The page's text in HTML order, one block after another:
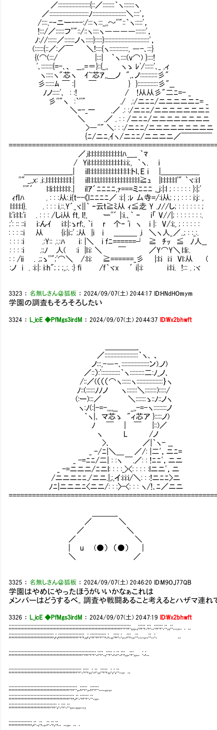
／::::::::::::::::::::::{::／::::::::｀ヽ:::::::ヽ
／:::::::::::::::::::::::::::ﾉ:::::::::::::::::::::::＼::::'，
/::::,-‐ニー---:/:::ヽ:::_,,～''"::｀ヽ:::::'，
!:::/／::::::フ''"::/::ヽ::::ヽ――――:::::::'， 海を護
ﾉ://::::::／:::::::ノヽ:::::}:::::}:::::::::::::::::::::::::::::::'，
(::::::{::／:／￣ ＼!::::{ヽ:::::::::::::, ―-､:::}
{(⌒(:::/ |:::| ｀ヽ::::(v⌒) }::::!
'､::::::::{=-､、 __,,=＝}::{_,, ヽゝ ﾚ'/::::::'､_ ,ィ だ
ヽ:::::ヽ"芯ヽ ｲ~芯ｱ,,＿ノ ",､ノ::::::::::::彡"
彡::::::ﾑ ￣ :| ￣ } }::::::::::::::彡"__
ﾉノ:::::'､ : :! / !从从彡"二ﾆ=- _ 今は、
彡''"ヽ :`''" ./ .:/ニﾆﾆ/ニニニニニﾆ= _
＼ｰ-_一 .／ .: :/ニﾆﾆ/ニニニニニニニﾆ
＼ .／ . : : /ニﾆﾆ/ニニニニニニニニ 国とし
>―''" ＼: : :/ニﾆﾆ/ニニニニニニニニニ
{ﾆ/ニﾆ,ｲヽ/ニﾆﾆ/ニニニニ／￣￣￣￣
／,il:l:l:l:l:l:l:l:l:l:l:lﾊ＿_ ｀ﾏ
/ Yil:l:l:l:l:l:l:l:l:l:l:ｌ:i:ｉ;, ｀ヽ. i
＿＿＿＿＿＿_| ilｌ:l:l:l:l:l:l:l:l:l:l:ｌ:ｌ:ｌ:トl､E i |＿＿＿＿＿
''" _,,x: .i:.l:l:l:l:l:l:l:l:ｌ:| ilｌ:l:l;l;l:l:l:l:l:l:l:l:l:l:l:l:l:l≧ｭ |l:l:l:l:l:l'" ｀ヾ:i:l
''"´ l:li:l:l:l:l:l:l:.| ilｱ´ﾆﾆﾆﾆ,ｧ===ミﾆﾆﾆ ,_j:|:l ; : : : : : }:|;'
ｨｆｌﾊ . : : :从:.ｉ{t--《lﾆﾆﾆﾆ／ :i:| ;ﾚ 厶寺=/:i从; ; ; : : : i:j: ,
l:l:l:l:l}. . : : : i.::.Y´_ヾ||｀ ｰ云ｔ≧ﾐ从 ｨ≦赱 Y .ﾉ//し;
l;'i:l:ｌ;'i . : : : /しi从 ｆt, ｌ!, ー''´ |:ｉ.､｀ ｰ i「 V//|; : : : : : : :.
;': :: ::i ｉ:んｲ i:l:|:ゝrf;, ｀i r 个ｰ 'i ヽ i |: V/:i;, ; : : : : :
: : : ::i 从 {i:|i:;' ;从 |i i ＿＿＿ ,i ＼ヽ人_ ／ ..; : :_:.
: : : :i .:Y:: .:.:ﾊ ｉ: |＼ i ｆﾆ======┘ ≧ ﾁｯ ≦ ﾉ人__
: : : :i .:;ﾉ 人( :i |l:i: ＼ ￣ ／Y⌒Y＼ l:li:.
: : /ii . .;;ゝ''";'⌒＼ /:l:i: ≧======_彡 |:l:i i:i Vl:从 (
:ノ i . :ｉ:|: ｉ:h"; ; ;,.:. :} fi /f｀ヾx ´ i|:i: i:l:i. !::: . ;ヾ
3323 ： 名無しさん＠狐板 ：2024/09/07(土) 20:44:17 ID:HNdHOmym
学園の調査もそろそろしたい
3324 ： L_icE ◆PfMgs3irdM ：2024/09/07(土) 20:44:37 ID:Wx2bhwft
／:::::::::::::::::::::::｀ヽ､ 、
ノ:::,-―-､:::::::::::::::::::ン).ノ)
／::）:':::::::::::::｀ヽ::::::::::二:ﾉ_ノ､
/::／(（（（⌒ヽ::::::ヽ::::::::::::::::::｝ヽ ……す
ﾉ::(::::::ﾉﾉノ ヽ:::::::＼::::::::):::::/
(:ー):::／ ＼:::::::ゝ::ﾉ::ノヽ
ヽ:ﾉ(:|-=-,,,,__ _,,-=-ヽ:::::::::ノ 此方は少し
｀ヽ|､ マ芯ゝ "ィ芯ア }:::::ノ)
ﾉ ￣ | ￣ |::)／
ヽ L /ノ
>､ ／|｀ヽ- __ 別室で深く〈学園〉
_ -/ﾆ|＼＿ ／/: |二'，ニﾆ=
_ -=ﾆﾆ/二| : :ヽ ￣.／: : !ﾆﾆ'，ニニ
_ -=ニニニ/ﾆニl: : : :_><: : : : :lニニ'，ニ 彼女に
/ニニニﾆﾆ./ニニ.|,;,イ:i:i:i/＼: : :!ニﾆﾆ>ニ
ﾉﾆ|ニニニﾆ<ニニ/: : :〉-<: : : ヽ/!､ﾆ／ニニ
／ ＼
／ ＼
／ ＼ お、おう……分
| u (●） （●） |
＼ ／
3325 ： 名無しさん＠狐板 ：2024/09/07(土) 20:46:20 ID:M9OJ77QB
学園はやめにやったほうがいいかなぁこれは
メンバーはどうするべ。調査や戦闘あること考えるとハザマ連れ
3326 ： L_icE ◆PfMgs3irdM ：2024/09/07(土) 20:47:19 ID:Wx2bhwft
;;;;;;;;;;;;;;;;;;;;;;;;;;;;;;;;;;;;;;;;;;;;;;;;;;;;;;;;;;;;;;;;;;;;;;;;;;;;;;:;:;;:,,,.,:;;:;.:;:..:;;:;:.::,,::...,.. . ..
;;;;;;;;;;;;;;;;;;;;;;;;;;;;;;;,;,;;;;;;;;;;;;;;:;:;,,;,:;;:;;:;::;.;.,,:;;:.:,..;:;.,.::....,..::..:. ..
;;;;;;;;;;;;;;;;;;;;;;;;;;;;;;;;;;;;;;;;;;;;;;;;;;;:;;;:;:;:.;:;:.,::;:.;.;:.;:;,,.:;:,,.. :.;..
;;;;;;;;;;;;;;;;;;;;;;;;;;;;;;;;;;;;;;;;;;;;;;;:;:.:;:;,,:.;:,,::;:;,,:,:,::..,. ..
;;;;;;;;;;;;;;;;;;;;;;;;;;;;;;;;;;;;;;;;;;:;;::,.;;:;:,.;;:;::....,,.,.
;;;;;;;;;;;;;;;;;;;;;;;;;;;;;;;;;;;;;;;;;;:;;,;:.:;;:;:.::.,,.
;;;;;;;;;;;;;;;;;;;;;;;;;;;;;:;;:,:.:;:.::,,..,,,...,
;;;;;;;;;;;;;;;;,;:.,:;.,.;:.:;,:;.. ..,,. .. .